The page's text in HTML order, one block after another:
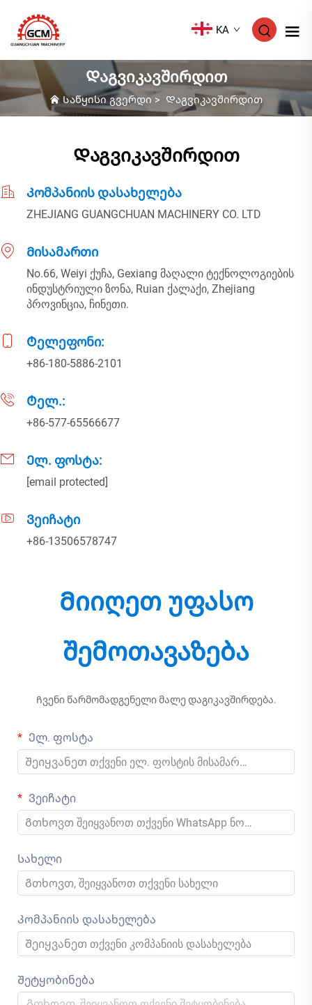
KA
Დაგვიკავშირდით
Საწყისი გვერდი > Დაგვიკავშირდით
Დაგვიკავშირდით
Კომპანიის დასახელება
ZHEJIANG GUANGCHUAN MACHINERY CO. LTD
Მისამართი
No.66, Weiyi ქუჩა, Gexiang მაღალი ტექნოლოგიების
ინდუსტრიული ზონა, Ruian ქალაქი, Zhejiang
პროვინცია, ჩინეთი.
Ტელეფონი:
+86-180-5886-2101
Ტელ.:
+86-577-65566677
Ელ. ფოსტა:
[email protected]
Ვეიჩატი
+86-13506578747
Მიიღეთ უფასო
შემოთავაზება
Ჩვენი წარმომადგენელი მალე დაგიკავშირდება.
Ელ. ფოსტა
Ვეიჩატი
Სახელი
Კომპანიის დასახელება
Შეტყობინება